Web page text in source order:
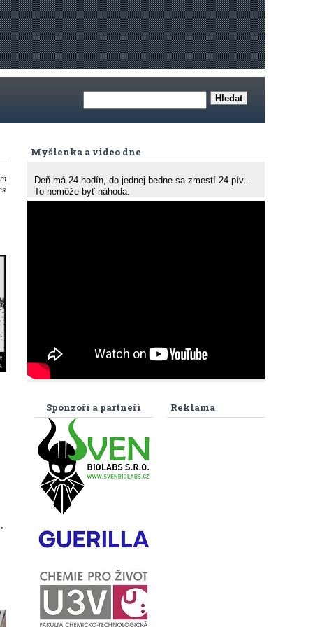
Myšlenka a video dne
Deň má 24 hodín, do jednej bedne sa zmestí 24 pív...
To nemôže byť náhoda.
Reklama
Sponzoři a partneři